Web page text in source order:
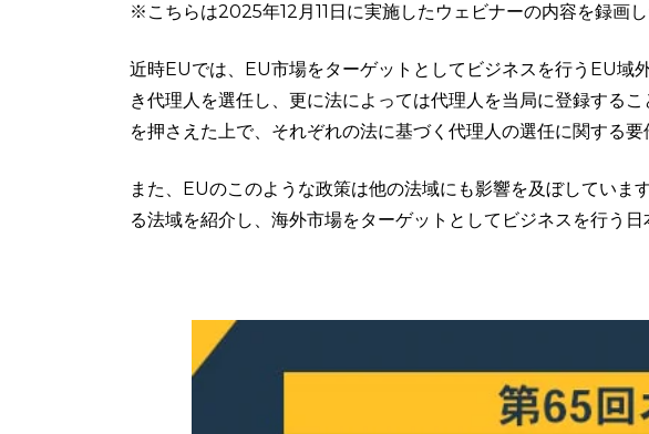
※こちらは2025年12月11日に実施したウェビナーの内容を録画し
近時EUでは、EU市場をターゲットとしてビジネスを行うEU域
き代理人を選任し、更に法によっては代理人を当局に登録する
を押さえた上で、それぞれの法に基づく代理人の選任に関する要
また、EUのこのような政策は他の法域にも影響を及ぼしてい
る法域を紹介し、海外市場をターゲットとしてビジネスを行う